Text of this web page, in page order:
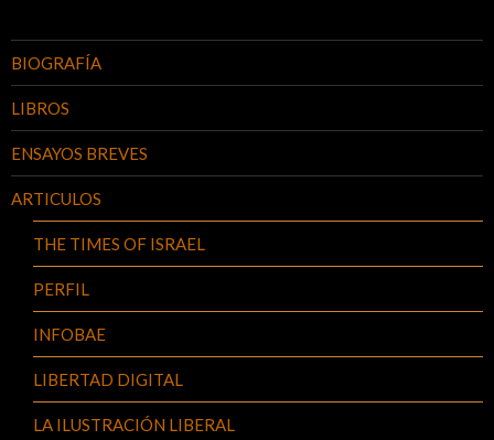
BIOGRAFÍA
LIBROS
ENSAYOS BREVES
ARTICULOS
THE TIMES OF ISRAEL
PERFIL
INFOBAE
LIBERTAD DIGITAL
LA ILUSTRACIÓN LIBERAL